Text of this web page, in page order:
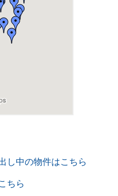
し中の物件はこちら
ちら